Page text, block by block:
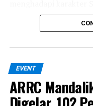
demi
sesi,
mungkin,
usaha
mengalir (flowing),
diprediksi.
Selain Veda, Honda
pembalap Thailand
menjalani debut di
menggantikan Zen
pemulihan cedera
EVENT
ARRC